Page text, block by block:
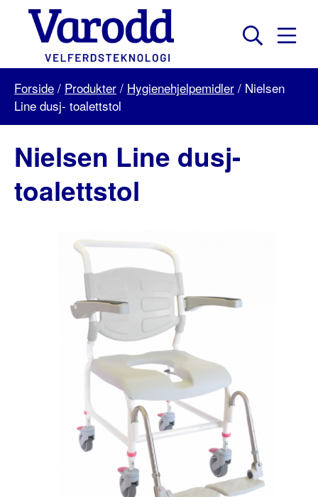
Varodd
Velferdsteknologi
Menu
Forside / Produkter / Hygienehjelpemidler / Nielsen
Line dusj- toalettstol
Nielsen Line dusj-
toalettstol